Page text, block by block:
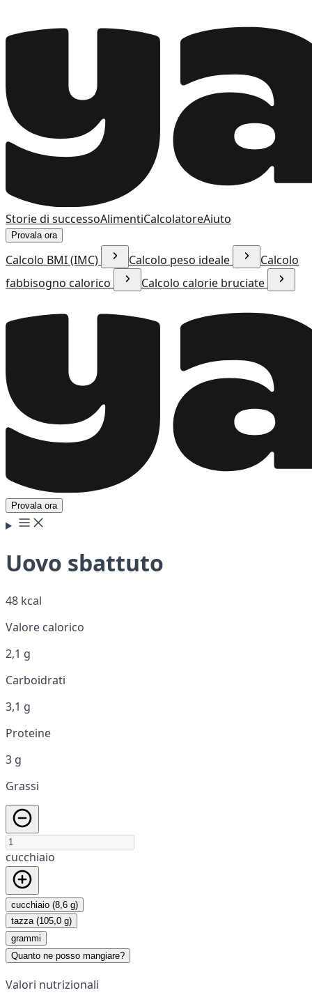
Storie di successoAlimentiCalcolatoreAiuto
Provala ora
Calcolo BMI (IMC) Calcolo peso ideale
Calcolo
fabbisogno calorico
Calcolo calorie bruciate
Provala ora
Uovo sbattuto
48 kcal
Valore calorico
2,1 g
Carboidrati
3,1 g
Proteine
3 g
Grassi
cucchiaio
cucchiaio (8,6 g)
tazza (105,0 g)
grammi
Quanto ne posso mangiare?
Valori nutrizionali